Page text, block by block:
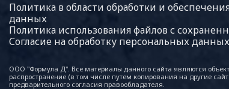
Политика в области обработки и
данных
Политика использования файлов с
Согласие на обработку персональных данных
ООО "Формула Д". Все материалы данного сайта являются
распространение (в том числе путем копирования на другие
предварительного согласия правообладателя.